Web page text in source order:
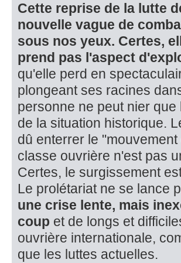
Cette reprise de la lutte
nouvelle vague de
sous nos yeux. Certes,
prend pas l'aspect
qu'elle perd en
plongeant ses racines
personne ne peut nier
de la situation histori­que.
dû enterrer le
classe ouvrière n'est pas
Certes, le surgissement
Le prolétariat ne se lan­ce
une crise lente, mais
coup et de longs et
ouvrière internationale,
que les luttes actuelles.